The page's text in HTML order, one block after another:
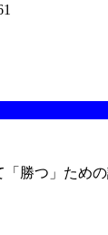
勝つ」ための